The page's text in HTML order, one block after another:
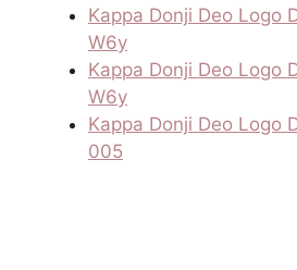
Kappa Donji Deo Logo
W6y
Kappa Donji Deo Logo
W6y
Kappa Donji Deo Logo
005